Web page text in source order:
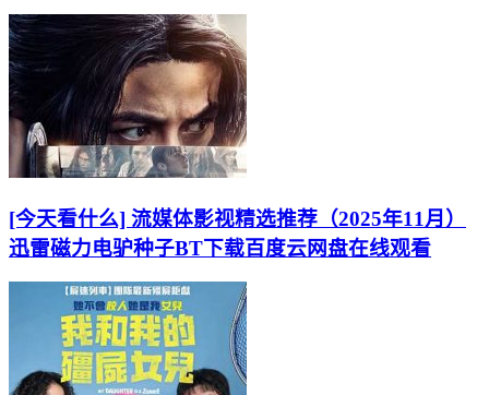
[今天看什么] 流媒体影视精选推荐（2025年11月）
迅雷磁力电驴种子BT下载百度云网盘在线观看